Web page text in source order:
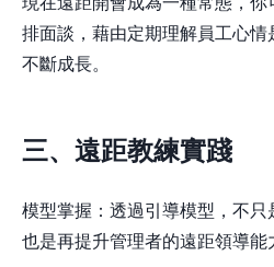
排面談，藉由定期理解員工心情
不斷成長。
三、遠距教練實踐
模型掌握：透過引導模型，不只
也是再提升管理者的遠距領導能